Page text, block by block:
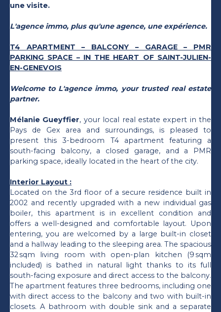
une visite.
L'agence immo, plus qu'une agence, une expérience.
T4 APARTMENT – BALCONY – GARAGE – PMR
PARKING SPACE – IN THE HEART OF SAINT-JULIEN-
EN-GENEVOIS
Welcome to L'agence immo, your trusted real estate
partner.
Mélanie Gueyffier, your local real estate expert in the
Pays de Gex area and surroundings, is pleased to
present this 3-bedroom T4 apartment featuring a
south-facing balcony, a closed garage, and a PMR
parking space, ideally located in the heart of the city.
Interior Layout :
Located on the 3rd floor of a secure residence built in
2002 and recently upgraded with a new individual gas
boiler, this apartment is in excellent condition and
offers a well-designed and comfortable layout. Upon
entering, you are welcomed by a large built-in closet
and a hallway leading to the sleeping area. The spacious
32 sqm living room with open-plan kitchen (9 sqm
included) is bathed in natural light thanks to its full
south-facing exposure and direct access to the balcony.
The apartment features three bedrooms, including one
with direct access to the balcony and two with built-in
closets. A bathroom with double sink and a separate